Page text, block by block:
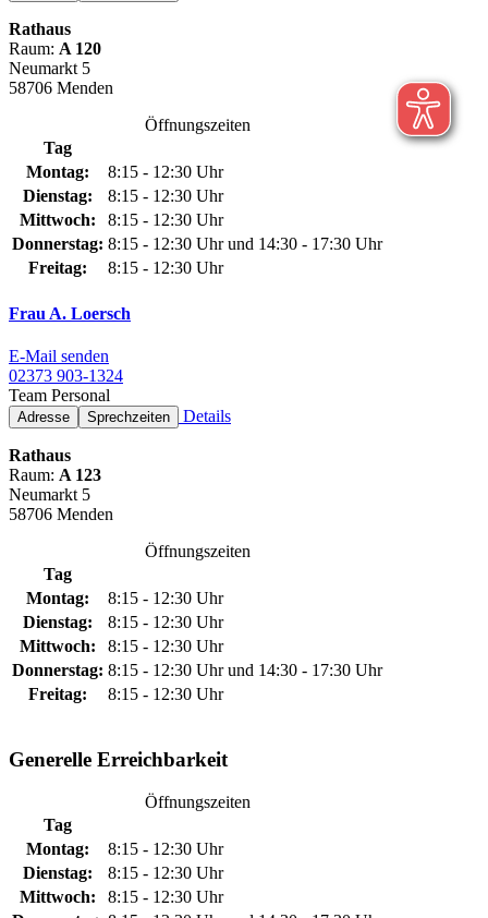
Rathaus
Raum: A 120
Neumarkt 5
58706 Menden
Öffnungszeiten
Tag
Montag:
8:15 - 12:30 Uhr
Dienstag:
8:15 - 12:30 Uhr
Mittwoch:
8:15 - 12:30 Uhr
Donnerstag: 8:15 - 12:30 Uhr und 14:30 - 17:30 Uhr
Freitag:
8:15 - 12:30 Uhr
Frau A. Loersch
E-Mail senden
02373 903-1324
Team Personal
Adresse Sprechzeiten Details
Rathaus
Raum: A 123
Neumarkt 5
58706 Menden
Öffnungszeiten
Tag
Montag:
8:15 - 12:30 Uhr
Dienstag:
8:15 - 12:30 Uhr
Mittwoch:
8:15 - 12:30 Uhr
Donnerstag: 8:15 - 12:30 Uhr und 14:30 - 17:30 Uhr
Freitag:
8:15 - 12:30 Uhr
Generelle Erreichbarkeit
Öffnungszeiten
Tag
Montag:
8:15 - 12:30 Uhr
Dienstag:
8:15 - 12:30 Uhr
Mittwoch:
8:15 - 12:30 Uhr